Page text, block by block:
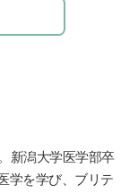
新潟大学医学部卒
学を学び、ブリテ